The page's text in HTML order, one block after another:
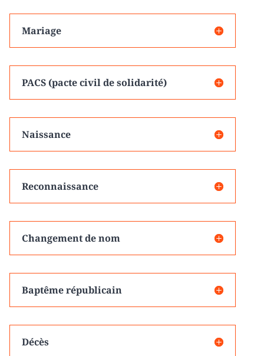
Mariage
PACS (pacte civil de solidarité)
Naissance
Reconnaissance
Changement de nom
Baptême républicain
Décès